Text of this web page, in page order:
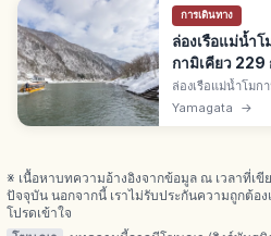
การเดินทาง
ล่องเรือแม่น้ำ
กามิเคียว 229
ล่องเรือแม่น้ำโมก
คือล่องเรือชมหุบเ
แม่น้ำยาวรวม
Yamagata →
※ เนื้อหาบทความอ้างอิงจากข้อมูล ณ เวลาที่เ
ปัจจุบัน นอกจากนี้ เราไม่รับประกันความถูกต้อ
โปรดเข้าใจ